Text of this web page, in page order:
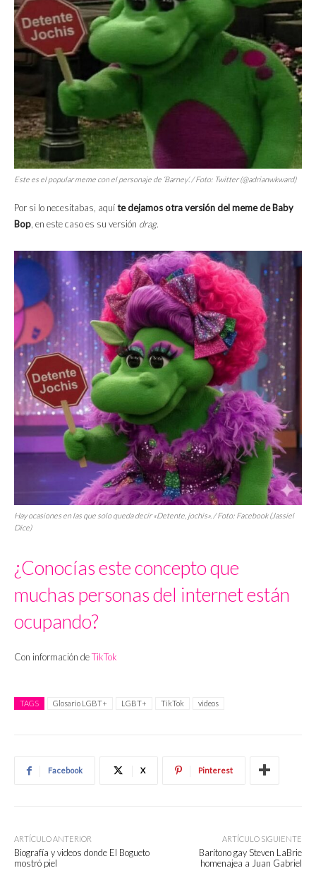
Este es el popular meme con el personaje de ‘Barney’. / Foto: Twitter (@adrianwkward)
Por si lo necesitabas, aquíte dejamos otra versión del meme de Baby
Bop , en este caso es su versión drag.
Hay ocasiones en las que solo queda decir «Detente, jochis». / Foto: Facebook (Jassiel
Dice)
¿Conocías este concepto que
muchas personas del internet están
ocupando?
Con información deTikTok
TAGS Glosario LGBT+ LGBT+ TikTok videos
Facebook X Pinterest
ARTÍCULO ANTERIOR
Biografía y videos donde El Bogueto
mostró piel
ARTÍCULO SIGUIENTE
Barítono gay Steven LaBrie
homenajea a Juan Gabriel